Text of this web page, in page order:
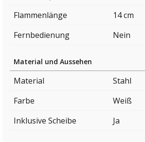
Flammenlänge
14 cm
Fernbedienung
Nein
Material und Aussehen
Material
Stahl
Farbe
Weiß
Inklusive Scheibe
Ja